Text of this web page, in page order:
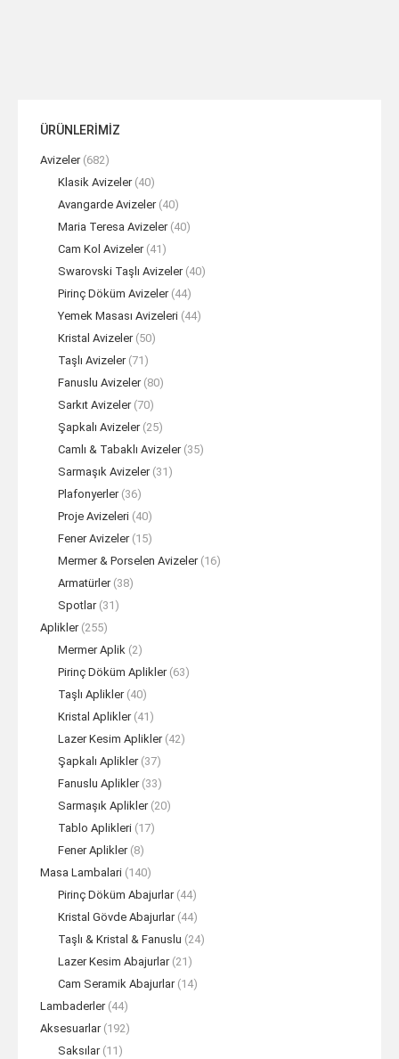
ÜRÜNLERİMİZ
Avizeler (682)
Klasik Avizeler (40)
Avangarde Avizeler (40)
Maria Teresa Avizeler (40)
Cam Kol Avizeler (41)
Swarovski Taşlı Avizeler (40)
Pirinç Döküm Avizeler (44)
Yemek Masası Avizeleri (44)
Kristal Avizeler (50)
Taşlı Avizeler (71)
Fanuslu Avizeler (80)
Sarkıt Avizeler (70)
Şapkalı Avizeler (25)
Camlı & Tabaklı Avizeler (35)
Sarmaşık Avizeler (31)
Plafonyerler (36)
Proje Avizeleri (40)
Fener Avizeler (15)
Mermer & Porselen Avizeler (16)
Armatürler (38)
Spotlar (31)
Aplikler (255)
Mermer Aplik (2)
Pirinç Döküm Aplikler (63)
Taşlı Aplikler (40)
Kristal Aplikler (41)
Lazer Kesim Aplikler (42)
Şapkalı Aplikler (37)
Fanuslu Aplikler (33)
Sarmaşık Aplikler (20)
Tablo Aplikleri (17)
Fener Aplikler (8)
Masa Lambalari (140)
Pirinç Döküm Abajurlar (44)
Kristal Gövde Abajurlar (44)
Taşlı & Kristal & Fanuslu (24)
Lazer Kesim Abajurlar (21)
Cam Seramik Abajurlar (14)
Lambaderler (44)
Aksesuarlar (192)
Saksılar (11)